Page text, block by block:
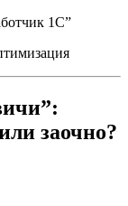
1С”
заочно?